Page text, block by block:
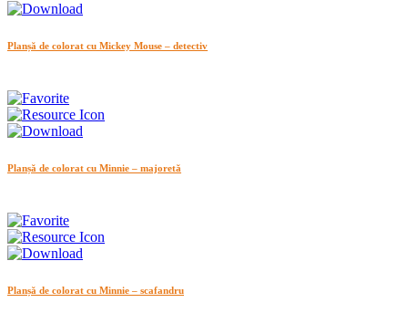
Planșă de colorat cu Mickey Mouse – detectiv
Planșă de colorat cu Minnie – majoretă
Planșă de colorat cu Minnie – scafandru